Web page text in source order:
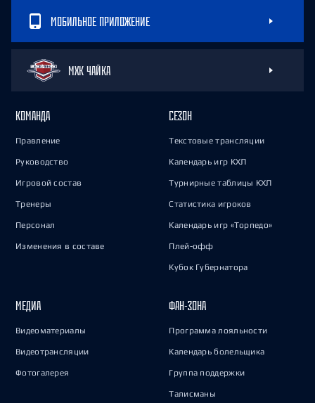
МОБИЛЬНОЕ ПРИЛОЖЕНИЕ
МХК ЧАЙКА
КОМАНДА
Правление
Руководство
Игровой состав
Тренеры
Персонал
Изменения в составе
СЕЗОН
Текстовые трансляции
Календарь игр КХЛ
Турнирные таблицы КХЛ
Статистика игроков
Календарь игр «Торпедо»
Плей-офф
Кубок Губернатора
МЕДИА
Видеоматериалы
Видеотрансляции
Фотогалерея
ФАН-ЗОНА
Программа лояльности
Календарь болельщика
Группа поддержки
Талисманы